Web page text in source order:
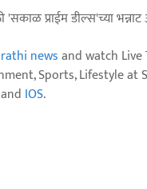
'सकाळ प्राईम डील्स'च्या
newsand watch Live
Sports, Lifestyle at
and IOS.